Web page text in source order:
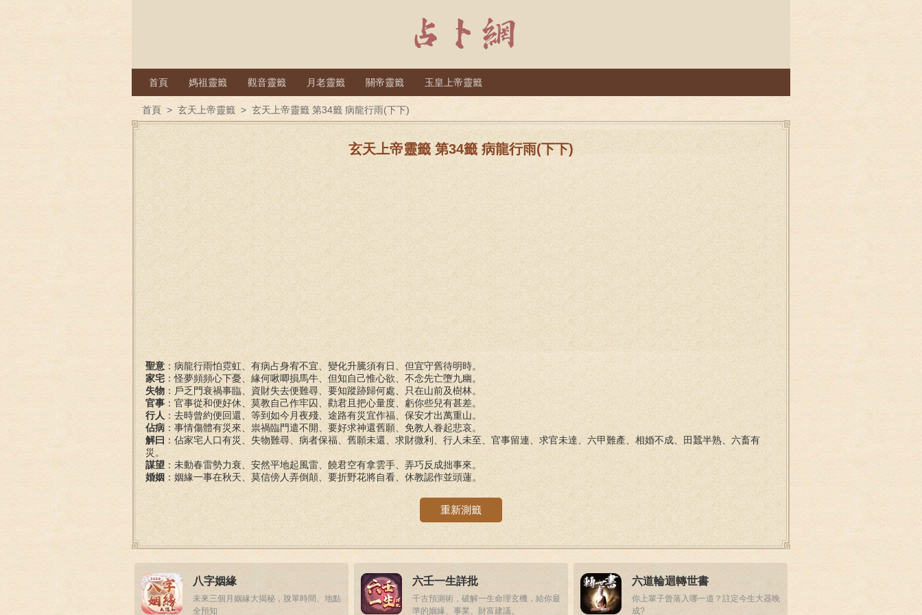
首頁 媽祖靈籤 觀音靈籤 月老靈籤 關帝靈籤 玉皇上帝靈籤
首頁 > 玄天上帝靈籤 > 玄天上帝靈籤 第34籤 病龍行雨(下下)
玄天上帝靈籤 第34籤 病龍行雨(下下)
聖意 ：病龍行雨怕霓虹、有病占身宥不宜、變化升騰須有日、但宜守舊待明時。
家宅 ：怪夢頻頻心下憂、緣何啾唧損馬牛、但知自己惟心欲、不念先亡墮九幽。
失物 ：戶乏門衰禍事臨、資財失去便難尋、要知蹤跡歸何處、只在山前及樹林。
官事 ：官事從和便好休、莫教自己作牢囚、勸君且把心量度、虧你些兒有甚差。
行人 ：去時曾約便回還、等到如今月夜殘、途路有災宜作福、保安才出萬重山。
佔病 ：事情傷體有災來、祟禍臨門遣不開、要好求神還舊願、免教人眷起悲哀。
解曰 ：佔家宅人口有災、失物難尋、病者保福、舊願未還、求財微利、行人未至、官事留連、求官未達、六甲難產、相婚不成、田蠶半熟、六畜有
災。
謀望 ：未動春雷勢力衰、安然平地起風雷、饒君空有拿雲手、弄巧反成拙事來。
婚姻 ：姻緣一事在秋天、莫信傍人弄倒顛、要折野花將自看、休教認作並頭蓮。
重新測籤
八字姻緣
未來三個月姻緣大揭秘，脫單時間、地點
全預知
六壬一生詳批
千古預測術，破解一生命理玄機，給你最
準的姻緣、事業、財富建議。
六道輪迴轉世書
你上輩子曾落入哪一道？註定今生大器晚
成?